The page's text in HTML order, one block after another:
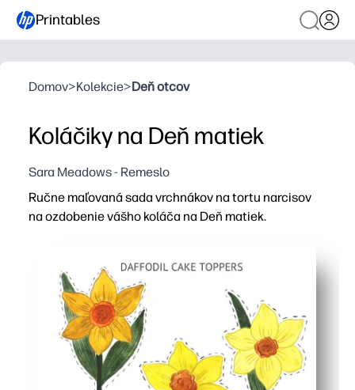
Printables
Domov>Kolekcie>Deň otcov
Koláčiky na Deň matiek
Sara Meadows - Remeslo
Ručne maľovaná sada vrchnákov na tortu narcisov
na ozdobenie vášho koláča na Deň matiek.
Svetlé, ručne maľované kvety okamžite dodajú jarný
Remeslo vhodné pre deti - nechajte deťom pomôcť s
Všestranné použitie - pripevnite na špáradlá, slamky